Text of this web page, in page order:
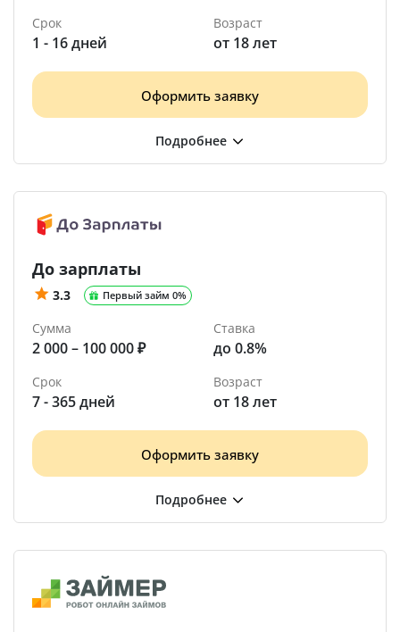
Срок
1 - 16 дней
Возраст
от 18 лет
Оформить заявку
До зарплаты
3.3 Первый займ 0%
Сумма
2 000 – 100 000 ₽
Ставка
до 0.8%
Срок
7 - 365 дней
Возраст
от 18 лет
Оформить заявку